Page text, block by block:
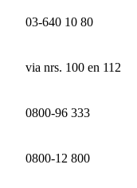
03-640 10 80
via nrs. 100 en 112
0800-96 333
0800-12 800